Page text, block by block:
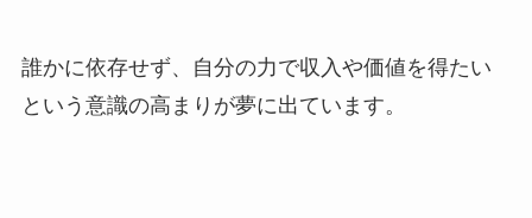
誰かに依存せず、自分の力で収入や価値を得たい
という意識の高まりが夢に出ています。